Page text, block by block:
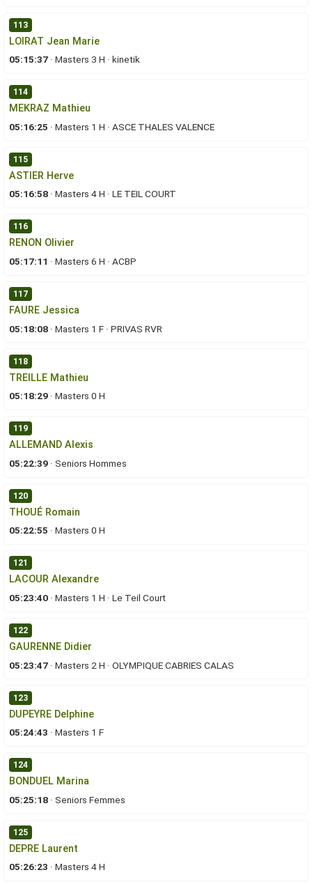
113
LOIRAT Jean Marie
05:15:37 ·Masters 3 H ·kinetik
114
MEKRAZ Mathieu
05:16:25 ·Masters 1 H ·ASCE THALES VALENCE
115
ASTIER Herve
05:16:58 ·Masters 4 H ·LE TEIL COURT
116
RENON Olivier
05:17:11 ·Masters 6 H ·ACBP
117
FAURE Jessica
05:18:08 ·Masters 1 F ·PRIVAS RVR
118
TREILLE Mathieu
05:18:29 ·Masters 0 H
119
ALLEMAND Alexis
05:22:39 ·Seniors Hommes
120
THOUÉ Romain
05:22:55 ·Masters 0 H
121
LACOUR Alexandre
05:23:40 ·Masters 1 H ·Le Teil Court
122
GAURENNE Didier
05:23:47 ·Masters 2 H ·OLYMPIQUE CABRIES CALAS
123
DUPEYRE Delphine
05:24:43 ·Masters 1 F
124
BONDUEL Marina
05:25:18 ·Seniors Femmes
125
DEPRE Laurent
05:26:23 ·Masters 4 H